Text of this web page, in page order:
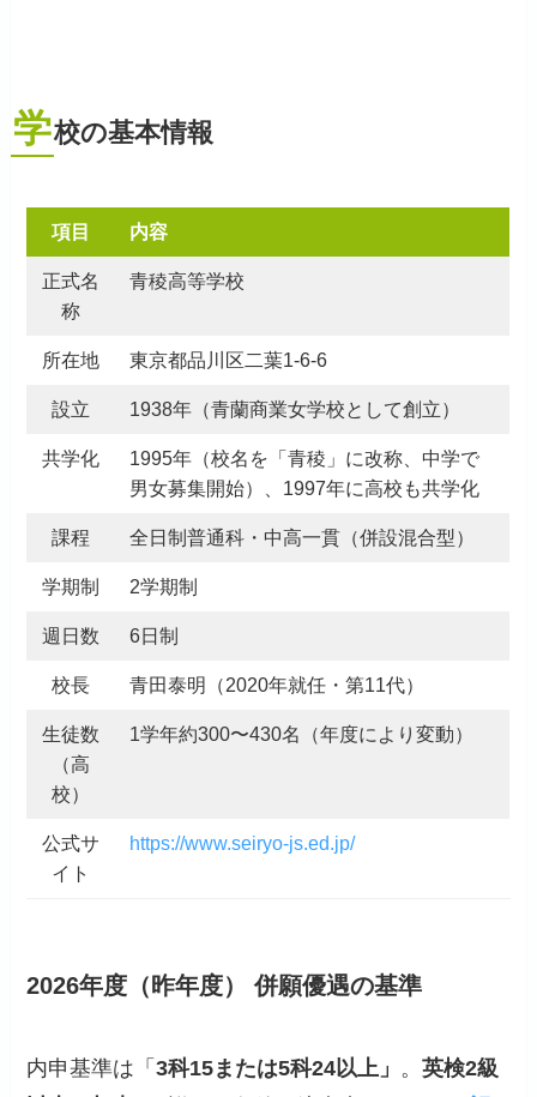
学校の基本情報
項目 内容
正式名
称
青稜高等学校
所在地 東京都品川区二葉1-6-6
設立 1938年（青蘭商業女学校として創立）
共学化
1995年（校名を「青稜」に改称、中学で
男女募集開始）、1997年に高校も共学化
課程 全日制普通科・中高一貫（併設混合型）
学期制 2学期制
週日数 6日制
校長 青田泰明（2020年就任・第11代）
生徒数
（高
校）
1学年約300〜430名（年度により変動）
公式サ
イト
https://www.seiryo-js.ed.jp/
2026年度（昨年度） 併願優遇の基準
内申基準は「3科15または5科24以上」 。英検2級